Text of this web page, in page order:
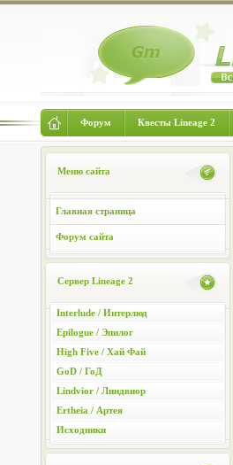
Форум Квесты Lineage 2
Меню сайта
Главная страница
Форум сайта
Сервер Lineage 2
Interlude / Интерлюд
Epilogue / Эпилог
High Five / Хай Фай
GoD / ГоД
Lindvior / Линдвиор
Ertheia / Артея
Исходники